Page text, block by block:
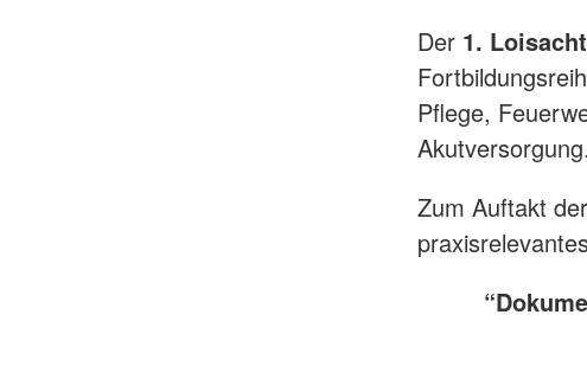
Der 1.
Pflege,
Akutversorgung.
Zum Auftakt